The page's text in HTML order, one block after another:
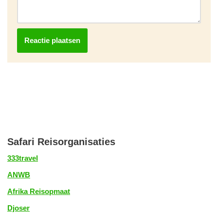
Safari Reisorganisaties
333travel
ANWB
Afrika Reisopmaat
Djoser